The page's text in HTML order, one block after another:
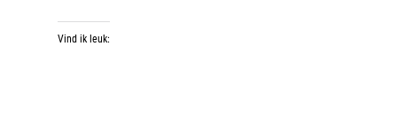
Vind ik leuk: